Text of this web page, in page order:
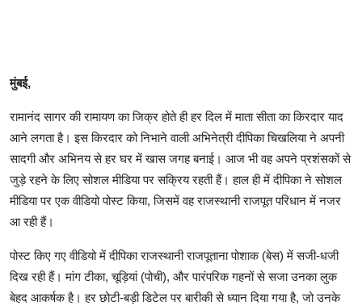
मुंबई,
रामानंद सागर की रामायण का जिक्र होते ही हर दिल में माता सीता का किरदार याद
आने लगता है। इस किरदार को निभाने वाली अभिनेत्री दीपिका चिखलिया ने अपनी
सादगी और अभिनय से हर घर में खास जगह बनाई। आज भी वह अपने प्रशंसकों से
जुड़े रहने के लिए सोशल मीडिया पर सक्रिय रहती हैं। हाल ही में दीपिका ने सोशल
मीडिया पर एक वीडियो पोस्ट किया, जिसमें वह राजस्थानी राजपूत परिधान में नजर
आ रही हैं।
पोस्ट किए गए वीडियो में दीपिका राजस्थानी राजपूताना पोशाक (बेस) में सजी-धजी
दिख रही हैं। मांग टीका, चूड़ियां (पोची), और पारंपरिक गहनों से सजा उनका लुक
बेहद आकर्षक है। हर छोटी-बड़ी डिटेल पर बारीकी से ध्यान दिया गया है, जो उनके